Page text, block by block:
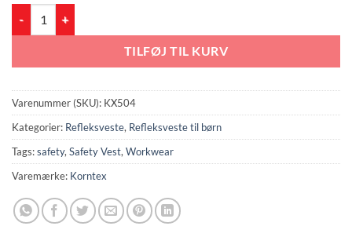
TILFØJ TIL KURV
Varenummer (SKU): KX504
Kategorier: Refleksveste, Refleksveste til børn
Tags:safety, Safety Vest, Workwear
Varemærke: Korntex